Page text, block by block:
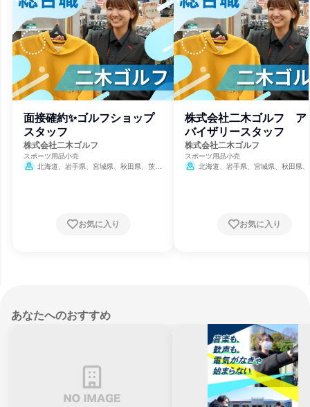
面接確約✨ゴルフショップ
スタッフ
株式会社二木ゴルフ
スポーツ用品小売
北海道、岩手県、宮城県、秋田県、茨城
お気に入り
株式会社二木ゴルフ ア
バイザリースタッフ
株式会社二木ゴルフ
スポーツ用品小売
北海道、岩手県、宮城県、秋田県
お気に入り
あなたへのおすすめ